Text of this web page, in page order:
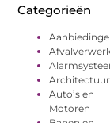
Categorieën
Architectuur
Auto’s en
Motoren